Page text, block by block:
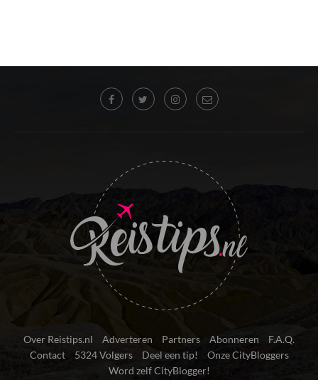
Over Reistips.nl Adverteren Partners Abonneren
F.A.Q.
Contact
5324 Volgers Deel een tip!
Onze CityBloggers
Word zelf CityBlogger!